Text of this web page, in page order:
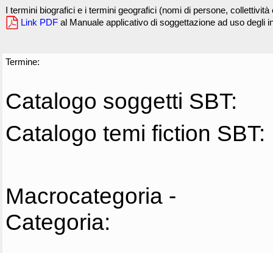
I termini biografici e i termini geografici (nomi di persone,
Link PDF al Manuale applicativo di soggettazione ad uso degli
Termine:
Catalogo soggetti SBT:
Catalogo temi fiction SBT:
Macrocategoria -
Categoria: